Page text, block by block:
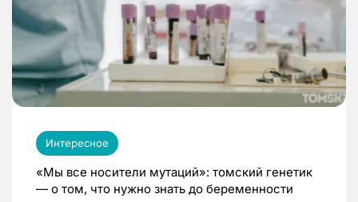
Интересное
«Мы все носители мутаций»: томский генетик
— о том, что нужно знать до беременности